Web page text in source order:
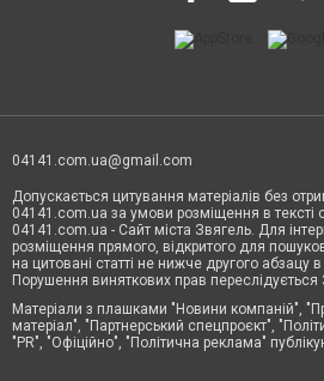
04141.com.ua@gmail.com
Допускається цитування матеріалів без
04141.com.ua за умови розміщення в тексті
04141.com.ua - Сайт міста Звягель. Для
розміщення прямого, відкритого для
на цитовані статті не нижче другого абзацу
Порушення виняткових прав переслідується
Матеріали з плашками "Новини компаній",
матеріал", "Партнерський спецпроєкт",
"PR", "Офіційно", "Політична реклама"